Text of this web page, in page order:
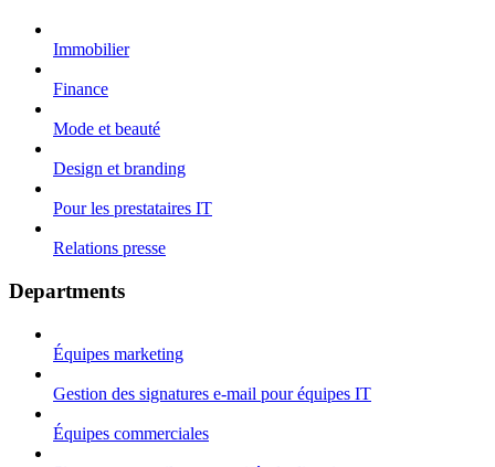
Immobilier
Finance
Mode et beauté
Design et branding
Pour les prestataires IT
Relations presse
Departments
Équipes marketing
Gestion des signatures e-mail pour équipes IT
Équipes commerciales